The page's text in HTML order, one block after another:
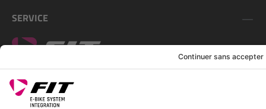
SERVICE